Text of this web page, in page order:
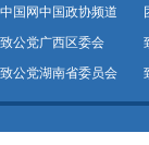
中国网中国政协频道
致公党广西区委会
致公党湖南省委员会